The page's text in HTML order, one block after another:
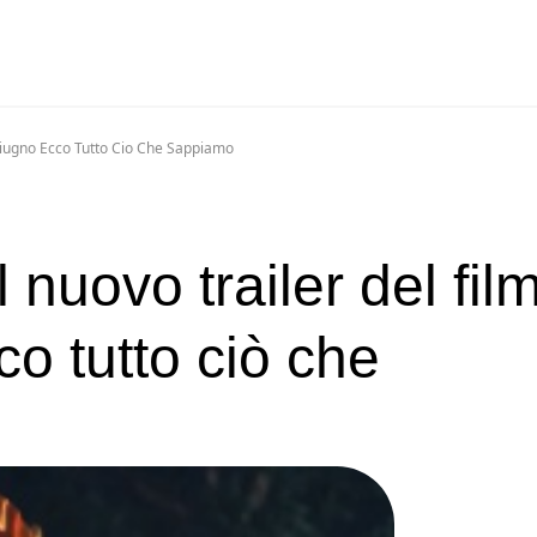
Ecco Tutto Cio Che Sappiamo
nuovo trailer del
tutto ciò che